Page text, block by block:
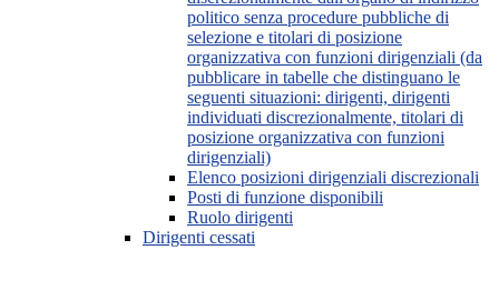
politico senza procedure pubbliche di
selezione e titolari di posizione
organizzativa con funzioni dirigenziali (da
pubblicare in tabelle che distinguano le
seguenti situazioni: dirigenti, dirigenti
individuati discrezionalmente, titolari di
posizione organizzativa con funzioni
dirigenziali)
Elenco posizioni dirigenziali discrezionali
Posti di funzione disponibili
Ruolo dirigenti
Dirigenti cessati